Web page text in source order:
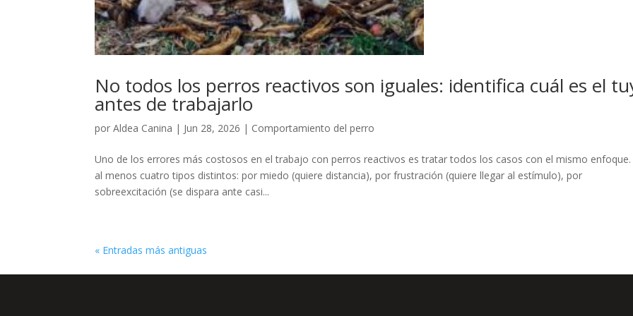
No todos los perros reactivos son iguales: identifica cuál es el
antes de trabajarlo
porAldea Canina | Jun 28, 2026 | Comportamiento del perro
Uno de los errores más costosos en el trabajo con perros reactivos es tratar todos los casos con el mismo enfoque.
al menos cuatro tipos distintos: por miedo (quiere distancia), por frustración (quiere llegar al estímulo), por
sobreexcitación (se dispara ante casi...
« Entradas más antiguas